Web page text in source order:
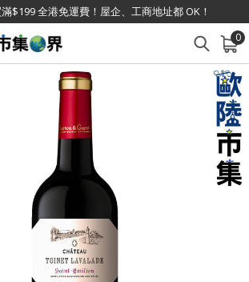
滿$199 全港免運費！屋企、工商地址都 OK！
0
查看